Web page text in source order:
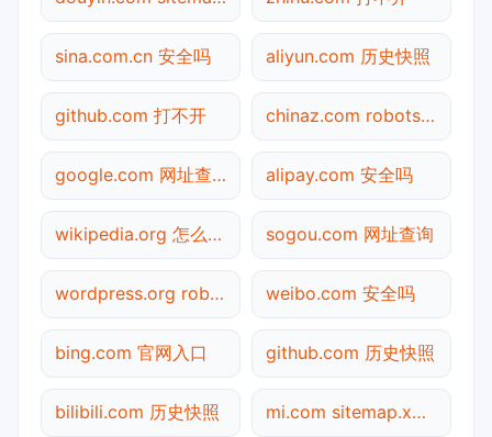
sina.com.cn 安全吗 aliyun.com 历史快照
github.com 打不开 chinaz.com robots.txt检测
google.com 网址查询 alipay.com 安全吗
wikipedia.org 怎么进入 sogou.com 网址查询
wordpress.org robots.txt检测 weibo.com 安全吗
bing.com 官网入口 github.com 历史快照
bilibili.com 历史快照 mi.com sitemap.xml检测